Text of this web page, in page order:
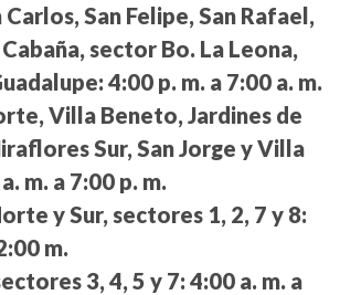
San Felipe, San Rafael,
sector Bo. La Leona,
4:00 p. m. a 7:00 a. m.
Villa Beneto, Jardines de
Sur, San Jorge y Villa
m. a 7:00 p. m.
y Sur, sectores 1, 2, 7 y 8:
m.
3, 4, 5 y 7: 4:00 a. m. a